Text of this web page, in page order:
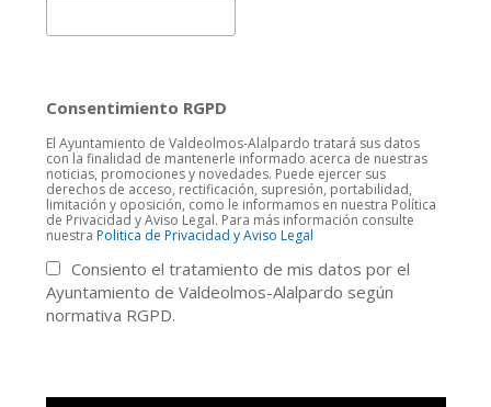
Consentimiento RGPD
El Ayuntamiento de Valdeolmos-Alalpardo tratará sus datos
con la finalidad de mantenerle informado acerca de nuestras
noticias, promociones y novedades. Puede ejercer sus
derechos de acceso, rectificación, supresión, portabilidad,
limitación y oposición, como le informamos en nuestra Política
de Privacidad y Aviso Legal. Para más información consulte
nuestra Politica de Privacidad y Aviso Legal
Consiento el tratamiento de mis datos por el
Ayuntamiento de Valdeolmos-Alalpardo según
normativa RGPD.